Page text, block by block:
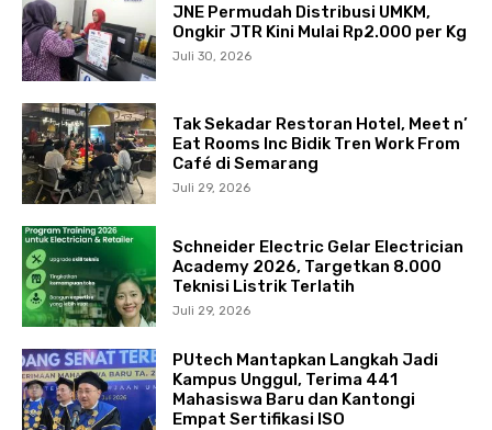
JNE Permudah Distribusi UMKM,
Ongkir JTR Kini Mulai Rp2.000 per Kg
Juli 30, 2026
Tak Sekadar Restoran Hotel, Meet n’
Eat Rooms Inc Bidik Tren Work From
Café di Semarang
Juli 29, 2026
Schneider Electric Gelar Electrician
Academy 2026, Targetkan 8.000
Teknisi Listrik Terlatih
Juli 29, 2026
PUtech Mantapkan Langkah Jadi
Kampus Unggul, Terima 441
Mahasiswa Baru dan Kantongi
Empat Sertifikasi ISO